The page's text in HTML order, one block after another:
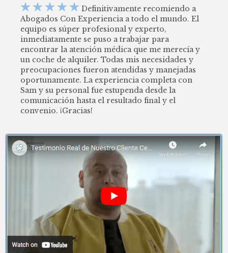
     Definitivamente recomiendo a
Abogados Con Experiencia a todo el mundo. El
equipo es súper profesional y experto,
inmediatamente se puso a trabajar para
encontrar la atención médica que me merecía y
un coche de alquiler. Todas mis necesidades y
preocupaciones fueron atendidas y manejadas
oportunamente. La experiencia completa con
Sam y su personal fue estupenda desde la
comunicación hasta el resultado final y el
convenio. ¡Gracias!